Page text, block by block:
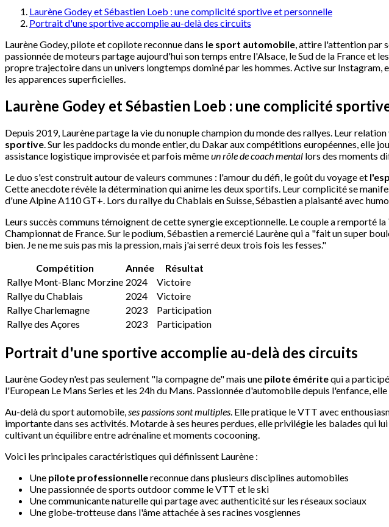
Laurène Godey et Sébastien Loeb : une complicité sportive et personnelle
Portrait d'une sportive accomplie au-delà des circuits
Laurène Godey, pilote et copilote reconnue dans le sport automobile, attire l'attention par
passionnée de moteurs partage aujourd'hui son temps entre l'Alsace, le Sud de la France et
propre trajectoire dans un univers longtemps dominé par les hommes. Active sur Instagram,
les apparences superficielles.
Laurène Godey et Sébastien Loeb : une complicité
Depuis 2019, Laurène partage la vie du nonuple champion du monde des rallyes. Leur
sportive . Sur les paddocks du monde entier, du Dakar aux compétitions européennes, elle
assistance logistique improvisée et parfois mêmeun rôle de coach mental lors des moments
Le duo s'est construit autour de valeurs communes : l'amour du défi, le goût du voyage et
Cette anecdote révèle la détermination qui anime les deux sportifs. Leur complicité se
d'une Alpine A110 GT+. Lors du rallye du Chablais en Suisse, Sébastien a plaisanté avec
Leurs succès communs témoignent de cette synergie exceptionnelle. Le couple a
Championnat de France. Sur le podium, Sébastien a remercié Laurène qui a "fait un super
bien. Je ne me suis pas mis la pression, mais j'ai serré deux trois fois les fesses."
Compétition
Année
Résultat
Rallye Mont-Blanc Morzine 2024
Victoire
Rallye du Chablais
2024
Victoire
Rallye Charlemagne
2023
Participation
Rallye des Açores
2023 Participation
Portrait d'une sportive accomplie au-delà des circuits
Laurène Godey n'est pas seulement "la compagne de" mais une pilote éméritequi a
l'European Le Mans Series et les 24h du Mans. Passionnée d'automobile depuis l'enfance,
Au-delà du sport automobile,ses passions sont multiples. Elle pratique le VTT avec
importante dans ses activités. Motarde à ses heures perdues, elle privilégie les balades qui
cultivant un équilibre entre adrénaline et moments cocooning.
Voici les principales caractéristiques qui définissent Laurène :
Une pilote professionnellereconnue dans plusieurs disciplines automobiles
Une passionnée de sports outdoor comme le VTT et le ski
Une communicante naturelle qui partage avec authenticité sur les réseaux sociaux
Une globe-trotteuse dans l'âme attachée à ses racines vosgiennes